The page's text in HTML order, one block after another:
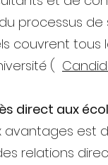
processus
couvrent tous
(
direct aux
avantages est
relations